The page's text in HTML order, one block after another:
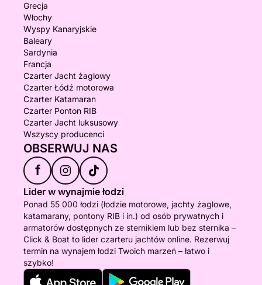
Grecja
Włochy
Wyspy Kanaryjskie
Baleary
Sardynia
Francja
Czarter Jacht żaglowy
Czarter Łódź motorowa
Czarter Katamaran
Czarter Ponton RIB
Czarter Jacht luksusowy
Wszyscy producenci
OBSERWUJ NAS
f
Lider w wynajmie łodzi
Ponad 55 000 łodzi (łodzie motorowe, jachty żaglowe,
katamarany, pontony RIB i in.) od osób prywatnych i
armatorów dostępnych ze sternikiem lub bez sternika –
Click & Boat to lider czarteru jachtów online. Rezerwuj
termin na wynajem łodzi Twoich marzeń – łatwo i
szybko!